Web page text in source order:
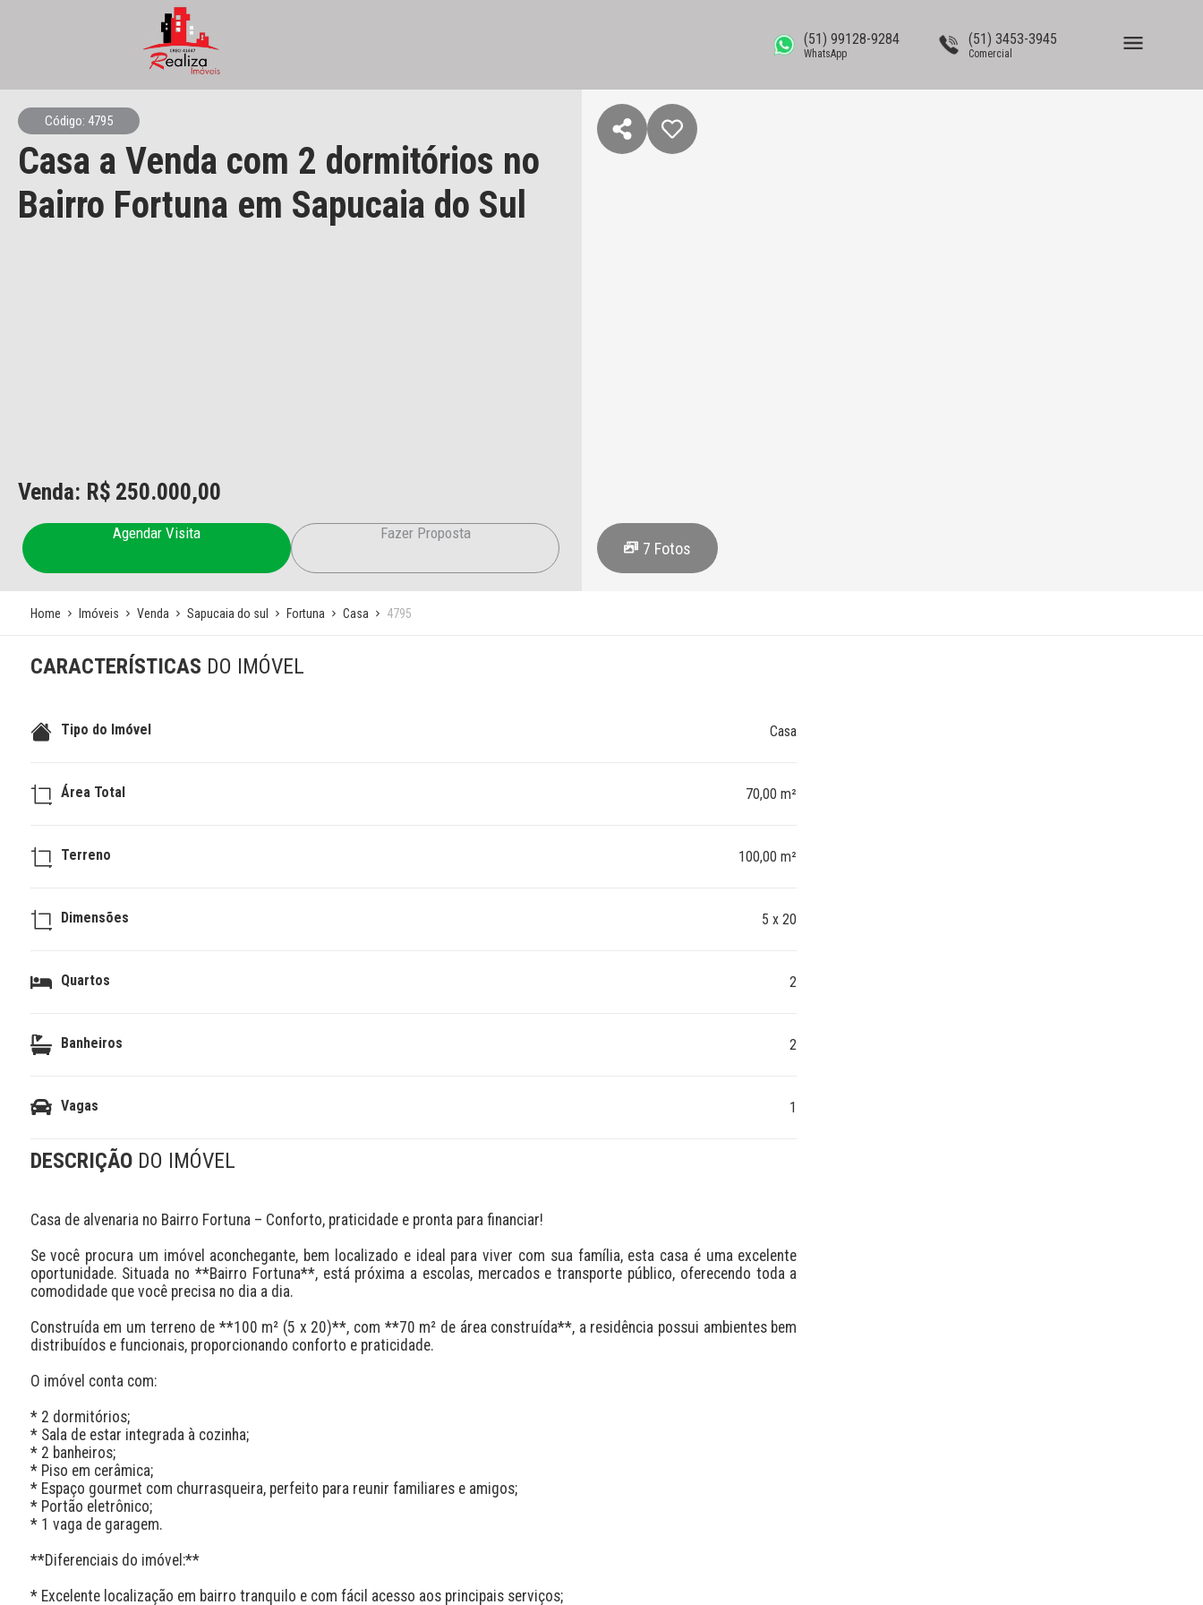
(51) 99128-9284
WhatsApp
(51) 3453-3945
Comercial
Código: 4795
Casa a Venda com 2 dormitórios no
Bairro Fortuna em Sapucaia do Sul
Venda: R$ 250.000,00
Agendar Visita Fazer Proposta
7 Fotos
Home Imóveis Venda Sapucaia do sul Fortuna Casa 4795
CARACTERÍSTICAS DO IMÓVEL
Tipo do Imóvel Casa
Área Total 70,00 m²
Terreno 100,00 m²
Dimensões 5 x 20
Quartos 2
Banheiros 2
Vagas 1
DESCRIÇÃO DO IMÓVEL
Casa de alvenaria no Bairro Fortuna – Conforto, praticidade e pronta para financiar!
Se você procura um imóvel aconchegante, bem localizado e ideal para viver com sua família, esta casa é uma excelente
oportunidade. Situada no **Bairro Fortuna**, está próxima a escolas, mercados e transporte público, oferecendo toda a
comodidade que você precisa no dia a dia.
Construída em um terreno de **100 m² (5 x 20)**, com **70 m² de área construída**, a residência possui ambientes bem
distribuídos e funcionais, proporcionando conforto e praticidade.
O imóvel conta com:
* 2 dormitórios;
* Sala de estar integrada à cozinha;
* 2 banheiros;
* Piso em cerâmica;
* Espaço gourmet com churrasqueira, perfeito para reunir familiares e amigos;
* Portão eletrônico;
* 1 vaga de garagem.
**Diferenciais do imóvel:**
* Excelente localização em bairro tranquilo e com fácil acesso aos principais serviços;